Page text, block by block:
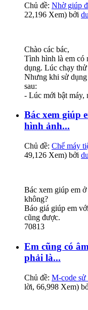
Chủ đề: Nhờ giúp
22,196 Xem) bởi
Chào các bác,
Tình hình là em có
dụng. Lúc chạy
Nhưng khi sử
sau:
- Lúc mới bật máy,
Bác xem giúp
hình ảnh...
Chủ đề: Chế máy
49,126 Xem) bởi
Bác xem giúp em
không?
Báo giá giúp em
cũng được.
70813
Em cũng có
phải là...
Chủ đề: M-code
lời, 66,998 Xem)